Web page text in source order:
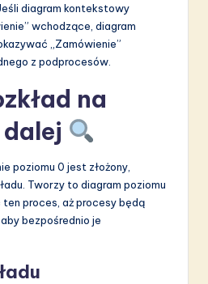
diagram kontekstowy
wchodzące, diagram
„Zamówienie”
z podprocesów.
na
dalej
poziomu 0 jest złożony,
Tworzy to diagram poziomu
ten proces, aż procesy będą
bezpośrednio je